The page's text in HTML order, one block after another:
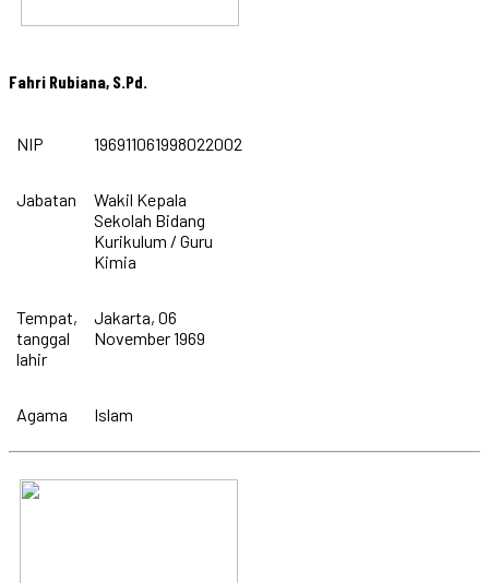
Fahri Rubiana, S.Pd.
NIP 196911061998022002
Jabatan
Wakil Kepala
Sekolah Bidang
Kurikulum / Guru
Kimia
Tempat,
tanggal
lahir
Jakarta, 06
November 1969
Agama Islam